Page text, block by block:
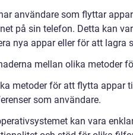
användare som flyttar
på sin telefon. Detta kan
nya appar eller för att lagra
mellan olika metoder
metoder för att flytta appar
som användare.
kan vara